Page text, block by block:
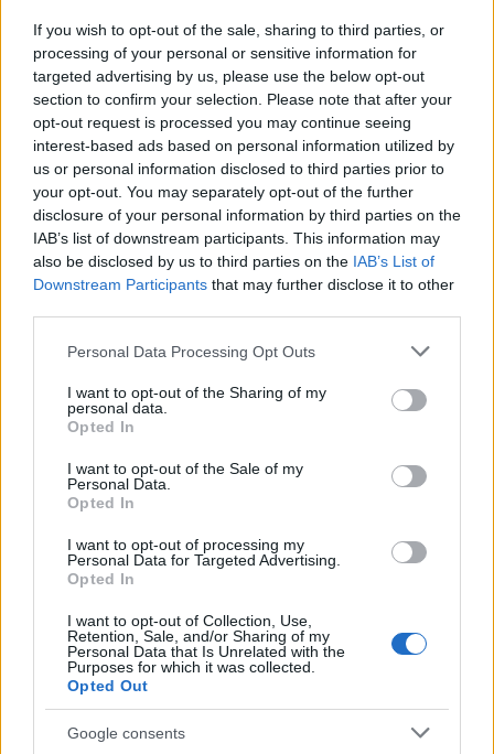
If you wish to opt-out of the sale, sharing to third parties, or
processing of your personal or sensitive information for
targeted advertising by us, please use the below opt-out
section to confirm your selection. Please note that after your
opt-out request is processed you may continue seeing
interest-based ads based on personal information utilized by
us or personal information disclosed to third parties prior to
your opt-out. You may separately opt-out of the further
disclosure of your personal information by third parties on the
IAB’s list of downstream participants. This information may
also be disclosed by us to third parties on the IAB’s List of
Downstream Participants that may further disclose it to other
Please note that this website/app uses one or more Google
not limited to your visit or usage behaviour. You may click to
grant or deny consent to Google and its third-party tags to
use your data for below specified purposes in below Google
consent section.
Personal Data Processing Opt Outs
I want to opt-out of the Sharing of my
personal data.
Opted In
I want to opt-out of the Sale of my
Personal Data.
Opted In
I want to opt-out of processing my
Personal Data for Targeted Advertising.
Opted In
I want to opt-out of Collection, Use,
Retention, Sale, and/or Sharing of my
Personal Data that Is Unrelated with the
Purposes for which it was collected.
Opted Out
Google consents
AUTORE
Staff
Continua a leggere